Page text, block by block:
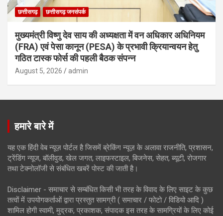
छत्तीसगढ़ छत्तीसगढ़ जनसंपर्क
मुख्यमंत्री विष्णु देव साय की अध्यक्षता में वन अधिकार अधिनियम
(FRA) एवं पेसा कानून (PESA) के प्रभावी क्रियान्वयन हेतु
गठित टास्क फोर्स की पहली बैठक संपन्न
August 5, 2026 admin
हमारे बारे में
यह एक हिंदी वेब न्यूज़ पोर्टल है जिसमें ब्रेकिंग न्यूज़ के अलावा राजनीति, प्रशासन,
ट्रेंडिंग न्यूज, बॉलीवुड, खेल जगत, लाइफस्टाइल, बिजनेस, सेहत, ब्यूटी, रोजगार
तथा टेक्नोलॉजी से संबंधित खबरें पोस्ट की जाती है।
Disclaimer - समाचार से सम्बंधित किसी भी तरह के विवाद के लिए साइट के कुछ
तत्वों में उपयोगकर्ताओं द्वारा प्रस्तुत सामग्री ( समाचार / फोटो / विडियो आदि )
शामिल होगी स्वामी, मुद्रक, प्रकाशक, संपादक इस तरह के सामग्रियों के लिए कोई